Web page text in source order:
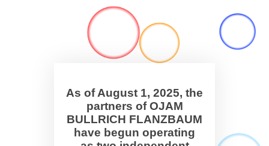
As of August 1, 2025, the
partners of OJAM
BULLRICH FLANZBAUM
have begun operating